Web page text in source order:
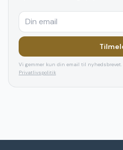
Vi gemmer kun din email til
Privatlivspolitik